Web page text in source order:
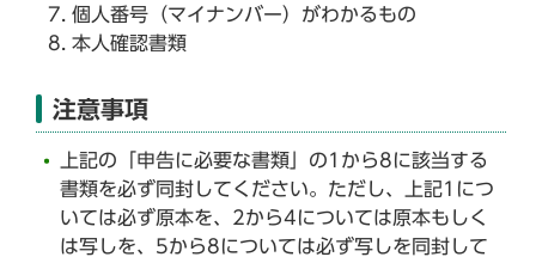
個人番号（マイナンバー）がわかるもの
本人確認書類
注意事項
上記の「申告に必要な書類」の1から8に該当する
書類を必ず同封してください。ただし、上記1につ
いては必ず原本を、2から4については原本もしく
は写しを、5から8については必ず写しを同封して